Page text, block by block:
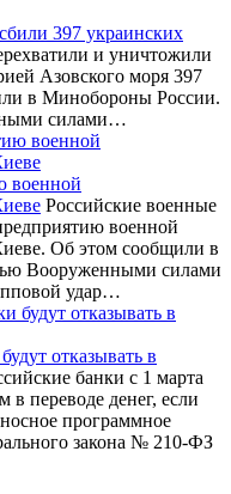
397 украинских
и уничтожили
Азовского моря 397
в Минобороны России.
силами…
военной
Российские военные
военной
Об этом сообщили в
Вооруженными силами
удар…
отказывать в
банки с 1 марта
в переводе денег, если
программное
закона № 210-ФЗ